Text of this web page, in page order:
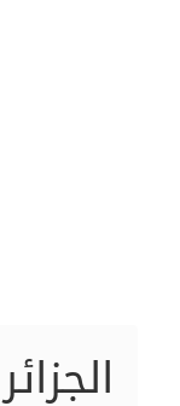
الجزائر